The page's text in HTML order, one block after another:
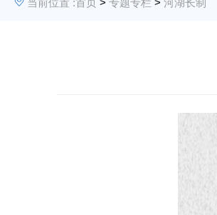
当前位置 :首页 > 专题专栏 > 河湖长制